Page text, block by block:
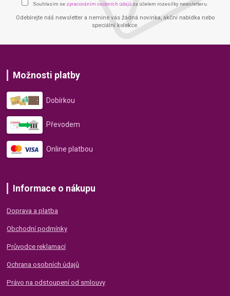
Souhlasím se zpracováním osobních údajů za účelem rozesílky newsletteru.
Odebírejte náš newsletter a nemine vás žádná novinka, akční nabídka nebo
speciální kolekce.
Možnosti platby
Dobírkou
Převodem
Online platbou
Informace o nákupu
Doprava a platba
Obchodní podmínky
Průvodce reklamací
Ochrana osobních údajů
Právo na odstoupení od smlouvy